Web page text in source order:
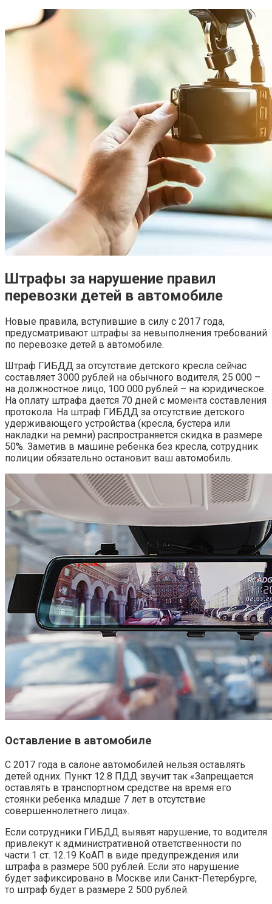
Штрафы за нарушение правил
перевозки детей в автомобиле
Новые правила, вступившие в силу с 2017 года,
предусматривают штрафы за невыполнения требований
по перевозке детей в автомобиле.
Штраф ГИБДД за отсутствие детского кресла сейчас
составляет 3000 рублей на обычного водителя, 25 000 –
на должностное лицо, 100 000 рублей – на юридическое.
На оплату штрафа дается 70 дней с момента составления
протокола. На штраф ГИБДД за отсутствие детского
удерживающего устройства (кресла, бустера или
накладки на ремни) распространяется скидка в размере
50%. Заметив в машине ребенка без кресла, сотрудник
полиции обязательно остановит ваш автомобиль.
Оставление в автомобиле
С 2017 года в салоне автомобилей нельзя оставлять
детей одних. Пункт 12.8 ПДД звучит так «Запрещается
оставлять в транспортном средстве на время его
стоянки ребенка младше 7 лет в отсутствие
совершеннолетнего лица».
Если сотрудники ГИБДД выявят нарушение, то водителя
привлекут к административной ответственности по
части 1 ст. 12.19 КоАП в виде предупреждения или
штрафа в размере 500 рублей. Если это нарушение
будет зафиксировано в Москве или Санкт-Петербурге,
то штраф будет в размере 2 500 рублей.